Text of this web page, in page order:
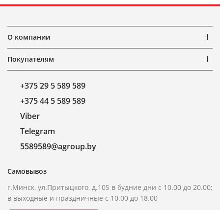
О компании
Покупателям
+375 29 5 589 589
+375 44 5 589 589
Viber
Telegram
5589589@agroup.by
Самовывоз
г.Минск, ул.Притыцкого, д.105 в будние дни с 10.00 до 20.00;
в выходные и праздничные с 10.00 до 18.00